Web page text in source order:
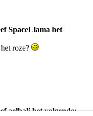
SpaceLlama het
roze?
aelbali het volgende: